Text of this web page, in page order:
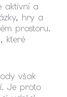
aktivní a
hry a
prostoru.
které
však
Je proto